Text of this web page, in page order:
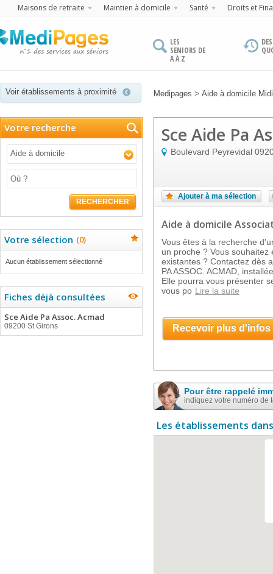
Maisons de retraite Maintien à domicile Santé Droits et
LES
SENIORS DE
A À Z
Voir établissements à proximité Medipages > Aide à domicile
Votre recherche
Aide à domicile
RECHERCHER
Votre sélection (0)
Aucun établissement sélectionné
Fiches déjà consultées
Sce Aide Pa Assoc. Acmad
09200 St Girons
Sce Aide Pa
Boulevard Peyrevidal
Ajouter à ma sélection
Aide à domicile
Vous êtes à la recherche
un proche ? Vous
existantes ? Contactez dès
PA ASSOC. ACMAD,
Elle pourra vous présenter
vous po Lire la suite
Recevoir plus d'infos
Pour être rappelé
indiquez votre numéro de
Les établissements